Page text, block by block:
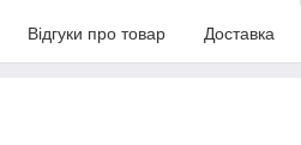
Відгуки про товар Доставка